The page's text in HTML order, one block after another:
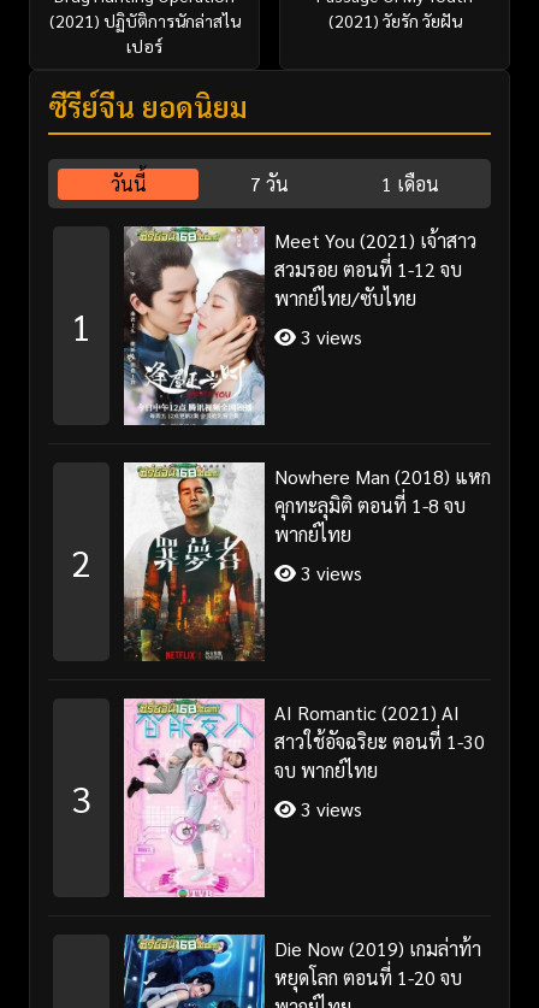
(2021) ปฏิบัติการนักล่าสไน
เปอร์
(2021) วัยรัก วัยฝัน
ซีรี่ย์จีน ยอดนิยม
วันนี้ 7 วัน 1 เดือน
1
Meet You (2021) เจ้าสาว
สวมรอย ตอนที่ 1-12 จบ
พากย์ไทย/ซับไทย
3 views
2
Nowhere Man (2018) แหก
คุกทะลุมิติ ตอนที่ 1-8 จบ
พากย์ไทย
3 views
3
AI Romantic (2021) AI
สาวใช้อัจฉริยะ ตอนที่ 1-30
จบ พากย์ไทย
3 views
Die Now (2019) เกมล่าท้า
หยุดโลก ตอนที่ 1-20 จบ